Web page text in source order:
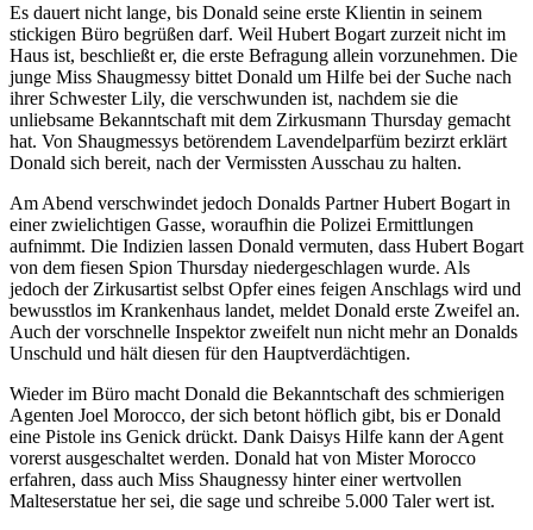
Es dauert nicht lange, bis Donald seine erste Klientin in seinem
stickigen Büro begrüßen darf. Weil Hubert Bogart zurzeit nicht im
Haus ist, beschließt er, die erste Befragung allein vorzunehmen. Die
junge Miss Shaugmessy bittet Donald um Hilfe bei der Suche nach
ihrer Schwester Lily, die verschwunden ist, nachdem sie die
unliebsame Bekanntschaft mit dem Zirkusmann Thursday gemacht
hat. Von Shaugmessys betörendem Lavendelparfüm bezirzt erklärt
Donald sich bereit, nach der Vermissten Ausschau zu halten.
Am Abend verschwindet jedoch Donalds Partner Hubert Bogart in
einer zwielichtigen Gasse, woraufhin die Polizei Ermittlungen
aufnimmt. Die Indizien lassen Donald vermuten, dass Hubert Bogart
von dem fiesen Spion Thursday niedergeschlagen wurde. Als
jedoch der Zirkusartist selbst Opfer eines feigen Anschlags wird und
bewusstlos im Krankenhaus landet, meldet Donald erste Zweifel an.
Auch der vorschnelle Inspektor zweifelt nun nicht mehr an Donalds
Unschuld und hält diesen für den Hauptverdächtigen.
Wieder im Büro macht Donald die Bekanntschaft des schmierigen
Agenten Joel Morocco, der sich betont höflich gibt, bis er Donald
eine Pistole ins Genick drückt. Dank Daisys Hilfe kann der Agent
vorerst ausgeschaltet werden. Donald hat von Mister Morocco
erfahren, dass auch Miss Shaugnessy hinter einer wertvollen
Malteserstatue her sei, die sage und schreibe 5.000 Taler wert ist.